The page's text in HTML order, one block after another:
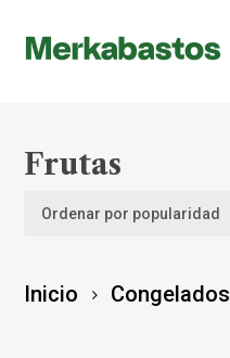
Frutas
Inicio Congelados